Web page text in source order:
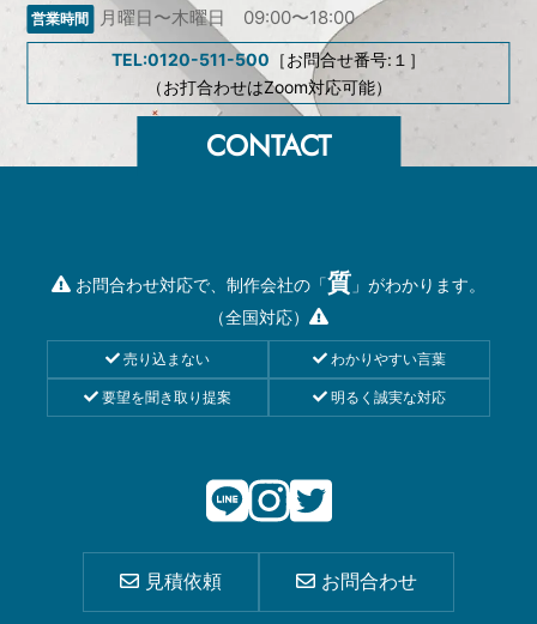
月曜日〜木曜日 09:00〜18:00
TEL:0120-511-500 ［お問合せ番号:１］
（お打合わせはZoom対応可能）
お問合わせ対応で、制作会社の「質 」がわかります。
（全国対応）
売り込まない わかりやすい言葉
要望を聞き取り提案 明るく誠実な対応
見積依頼 お問合わせ